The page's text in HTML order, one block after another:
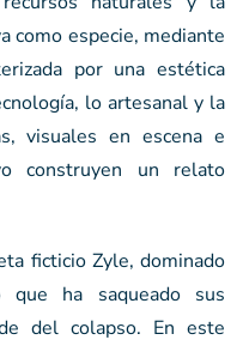
como especie, mediante
por una estética
lo artesanal y la
visuales en escena e
construyen un relato
ficticio Zyle, dominado
que ha saqueado sus
del colapso. En este